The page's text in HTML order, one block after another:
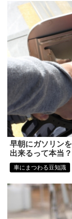
早朝にガソリン
出来るって本当？
車にまつわる豆知識